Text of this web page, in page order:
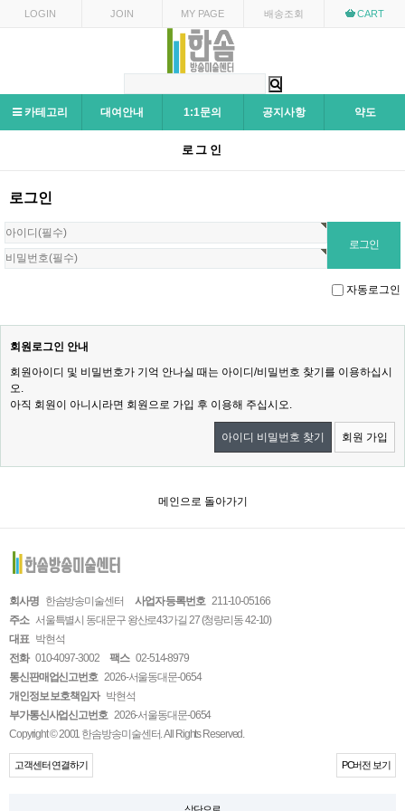
LOGIN JOIN MY PAGE 배송조회 CART
카테고리 대여안내 1:1문의 공지사항 약도
로그인
로그인
자동로그인
회원로그인 안내
회원아이디 및 비밀번호가 기억 안나실 때는 아이디/비밀번호 찾기를 이용하십시
오.
아직 회원이 아니시라면 회원으로 가입 후 이용해 주십시오.
아이디 비밀번호 찾기 회원 가입
메인으로 돌아가기
회사명 한솜방송미술센터 사업자 등록번호 211-10-05166
주소 서울특별시 동대문구 왕산로43가길 27 (청량리동 42-10)
대표 박현석
전화 010-4097-3002 팩스 02-514-8979
통신판매업신고번호 2026-서울동대문-0654
개인정보 보호책임자 박현석
부가통신사업신고번호 2026-서울동대문-0654
Copyright © 2001 한솜방송미술센터. All Rights Reserved.
고객센터 연결하기 PC버전 보기